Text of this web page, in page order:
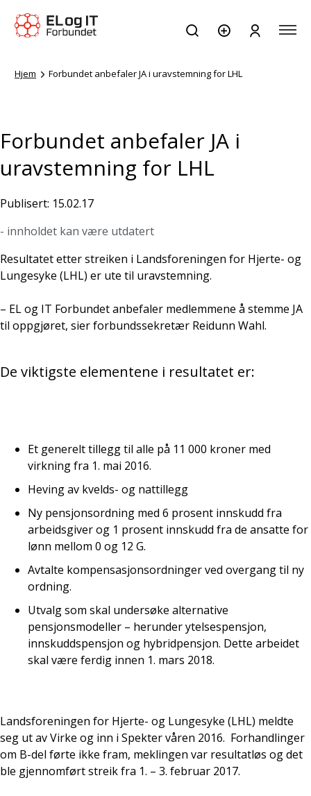
Hjem Forbundet anbefaler JA i uravstemning for LHL
Forbundet anbefaler JA i
uravstemning for LHL
Publisert: 15.02.17
- innholdet kan være utdatert
Resultatet etter streiken i Landsforeningen for Hjerte- og
Lungesyke (LHL) er ute til uravstemning.
– EL og IT Forbundet anbefaler medlemmene å stemme JA
til oppgjøret, sier forbundssekretær Reidunn Wahl.
De viktigste elementene i resultatet er:
Et generelt tillegg til alle på 11 000 kroner med
virkning fra 1. mai 2016.
Heving av kvelds- og nattillegg
Ny pensjonsordning med 6 prosent innskudd fra
arbeidsgiver og 1 prosent innskudd fra de ansatte for
lønn mellom 0 og 12 G.
Avtalte kompensasjonsordninger ved overgang til ny
ordning.
Utvalg som skal undersøke alternative
pensjonsmodeller – herunder ytelsespensjon,
innskuddspensjon og hybridpensjon. Dette arbeidet
skal være ferdig innen 1. mars 2018.
Landsforeningen for Hjerte- og Lungesyke (LHL) meldte
seg ut av Virke og inn i Spekter våren 2016. Forhandlinger
om B-del førte ikke fram, meklingen var resultatløs og det
ble gjennomført streik fra 1. – 3. februar 2017.